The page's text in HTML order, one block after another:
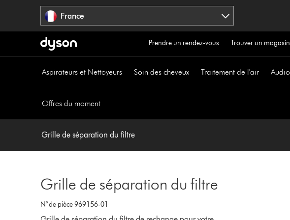
France
Prendre un rendez-vous Trouver un magasin
Aspirateurs et Nettoyeurs Soin des cheveux Traitement de l'air Audio
Offres du moment
Grille de séparation du filtre
Grille de séparation du filtre
N° de pièce 969156-01